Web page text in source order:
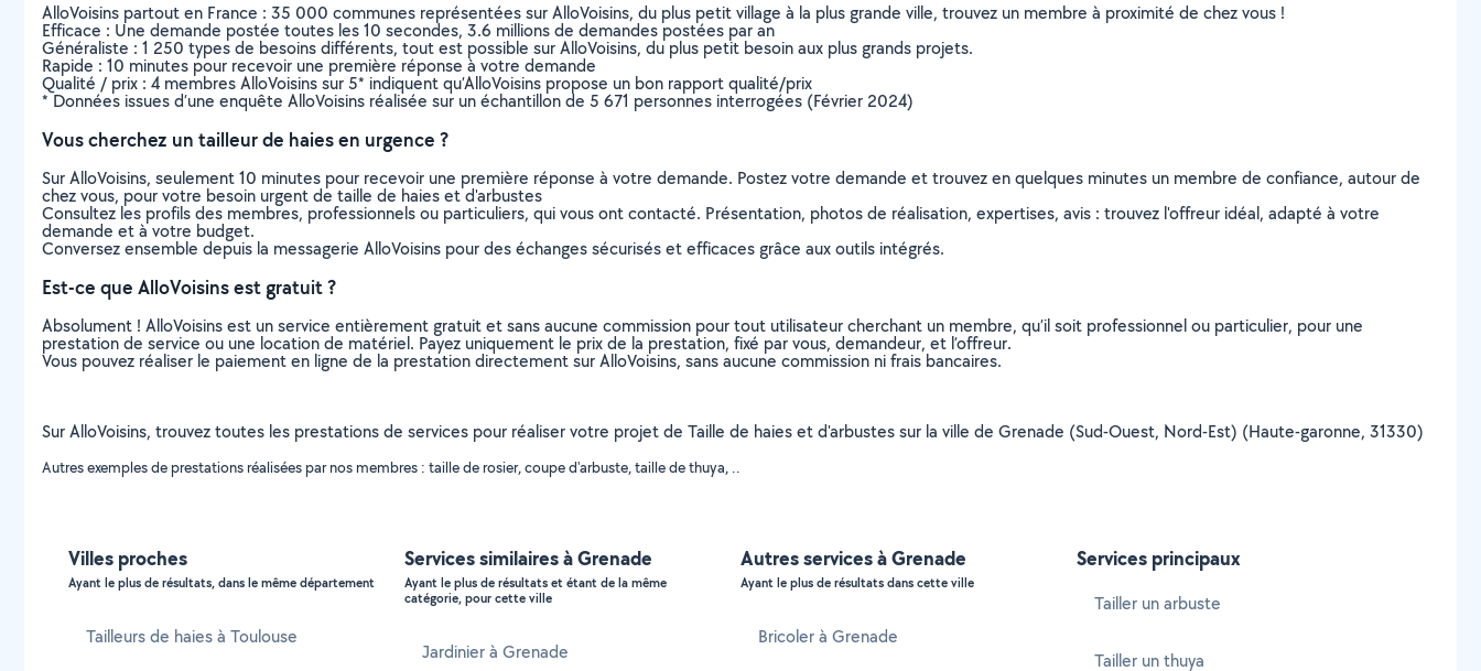
AlloVoisins partout en France : 35 000 communes représentées sur AlloVoisins, du plus petit village à la plus grande ville, trouvez un membre à proximité de chez vous !
Efficace : Une demande postée toutes les 10 secondes, 3.6 millions de demandes postées par an
Généraliste : 1 250 types de besoins différents, tout est possible sur AlloVoisins, du plus petit besoin aux plus grands projets.
Rapide : 10 minutes pour recevoir une première réponse à votre demande
Qualité / prix : 4 membres AlloVoisins sur 5* indiquent qu’AlloVoisins propose un bon rapport qualité/prix
* Données issues d’une enquête AlloVoisins réalisée sur un échantillon de 5 671 personnes interrogées (Février 2024)
Vous cherchez un tailleur de haies en urgence ?
Sur AlloVoisins, seulement 10 minutes pour recevoir une première réponse à votre demande. Postez votre demande et trouvez en quelques minutes un membre de confiance, autour de
chez vous, pour votre besoin urgent de taille de haies et d'arbustes
Consultez les profils des membres, professionnels ou particuliers, qui vous ont contacté. Présentation, photos de réalisation, expertises, avis : trouvez l'offreur idéal, adapté à votre
demande et à votre budget.
Conversez ensemble depuis la messagerie AlloVoisins pour des échanges sécurisés et efficaces grâce aux outils intégrés.
Est-ce que AlloVoisins est gratuit ?
Absolument ! AlloVoisins est un service entièrement gratuit et sans aucune commission pour tout utilisateur cherchant un membre, qu’il soit professionnel ou particulier, pour une
prestation de service ou une location de matériel. Payez uniquement le prix de la prestation, fixé par vous, demandeur, et l’offreur.
Vous pouvez réaliser le paiement en ligne de la prestation directement sur AlloVoisins, sans aucune commission ni frais bancaires.
Sur AlloVoisins, trouvez toutes les prestations de services pour réaliser votre projet de Taille de haies et d'arbustes sur la ville de Grenade (Sud-Ouest, Nord-Est) (Haute-garonne, 31330)
Autres exemples de prestations réalisées par nos membres : taille de rosier, coupe d'arbuste, taille de thuya, ..
Villes proches
Ayant le plus de résultats, dans le même département
Tailleurs de haies à Toulouse
Services similaires à Grenade
Ayant le plus de résultats et étant de la même
catégorie, pour cette ville
Jardinier à Grenade
Autres services à Grenade
Ayant le plus de résultats dans cette ville
Bricoler à Grenade
Services principaux
Tailler un arbuste
Tailler un thuya